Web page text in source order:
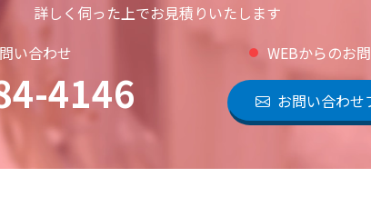
詳しく伺った上でお見積りいたします
い合わせ
4146
WEBからのお
お問い合わせ